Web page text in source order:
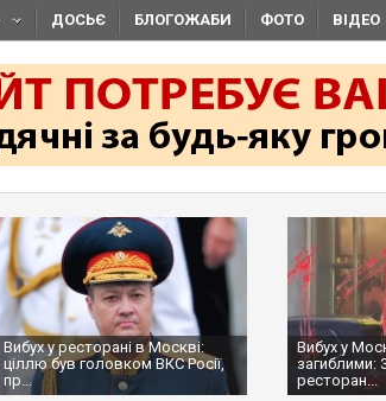
ДОСЬЄ БЛОГОЖАБИ ФОТО ВІДЕО
Вибух у ресторані в Москві:
ціллю був головком ВКС Росії,
пр...
Вибух у
загиблими:
ресторан...